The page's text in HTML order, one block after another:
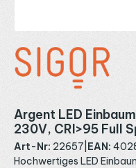
Argent LED
230V, CRI>95 Full
Art-Nr: 22657 EAN:
Hochwertiges LED